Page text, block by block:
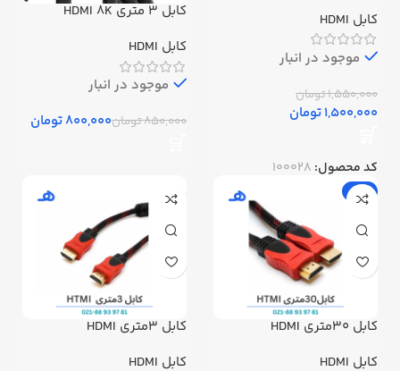
کابل HDMI
موجود در انبار
1,550,000تومان
1,500,000تومان
کد محصول: 100028
کابل 3 متری HDMI 8K
کابل HDMI
موجود در انبار
850,000تومان800,000تومان
-5%
کابل 30متری HDMI
کابل HDMI
کابل 3متری HDMI
کابل HDMI